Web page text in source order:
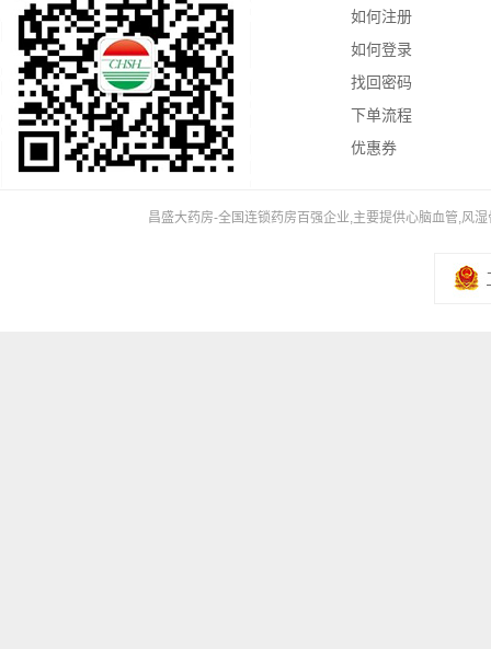
如何注册
如何登录
找回密码
下单流程
优惠券
昌盛大药房-全国连锁药房百强企业,主要提供心脑血管,风